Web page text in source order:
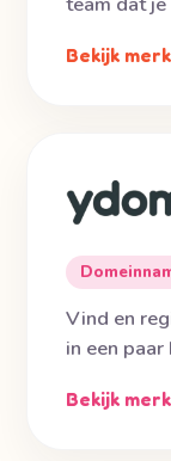
Bekijk
Vind en
in een paar
Bekijk